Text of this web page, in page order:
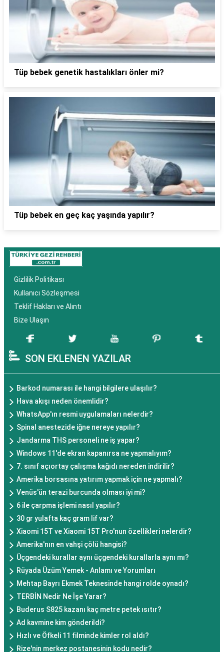
Tüp bebek genetik hastalıkları önler mi?
Tüp bebek en geç kaç yaşında yapılır?
Gizlilik Politikası
Kullanıcı Sözleşmesi
Teklif Hakları ve Alıntı
Bize Ulaşın
SON EKLENEN YAZILAR
Barkod numarası ile hangi bilgilere ulaşılır?
Hava akışı neden önemlidir?
WhatsApp'ın resmi uygulamaları nelerdir?
Spinal anestezide iğne nereye yapılır?
Jandarma THS personeli ne iş yapar?
Windows 11'de ekran kapanırsa ne yapmalıyım?
7. sınıf açıortay çalışma kağıdı nereden indirilir?
Amerika borsasına yatırım yapmak için ne yapmalı?
Venüs'ün terazi burcunda olması iyi mi?
6 ile çarpma işlemi nasıl yapılır?
30 gr yulafta kaç gram lif var?
Xiaomi 15T ve Xiaomi 15T Pro'nun özellikleri nelerdir?
Amerika'nın en vahşi çölü hangisi?
Üçgendeki kurallar aynı üçgendeki kurallarla aynı mı?
Rüyada Üzüm Yemek - Anlamı ve Yorumları
Mehtap Bayrı Ekmek Teknesinde hangi rolde oynadı?
TERBİN Nedir Ne İşe Yarar?
Buderus S825 kazanı kaç metre petek ısıtır?
Ad kavmine kim gönderildi?
Hızlı ve Öfkeli 11 filminde kimler rol aldı?
Rize'nin merkez postanesinin kodu nedir?